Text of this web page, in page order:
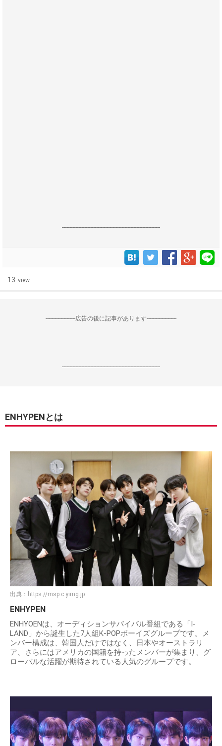
------------------------------------------------------------------
13 view
--------------------広告の後に記事があります--------------------
------------------------------------------------------------------
ENHYPENとは
出典： https://msp.c.yimg.jp
ENHYPEN
ENHYOENは、オーディションサバイバル番組である「I-
LAND」から誕生した7人組K-POPボーイズグループです。メ
ンバー構成は、韓国人だけではなく、日本やオーストラリ
ア、さらにはアメリカの国籍を持ったメンバーが集まり、グ
ローバルな活躍が期待されている人気のグループです。